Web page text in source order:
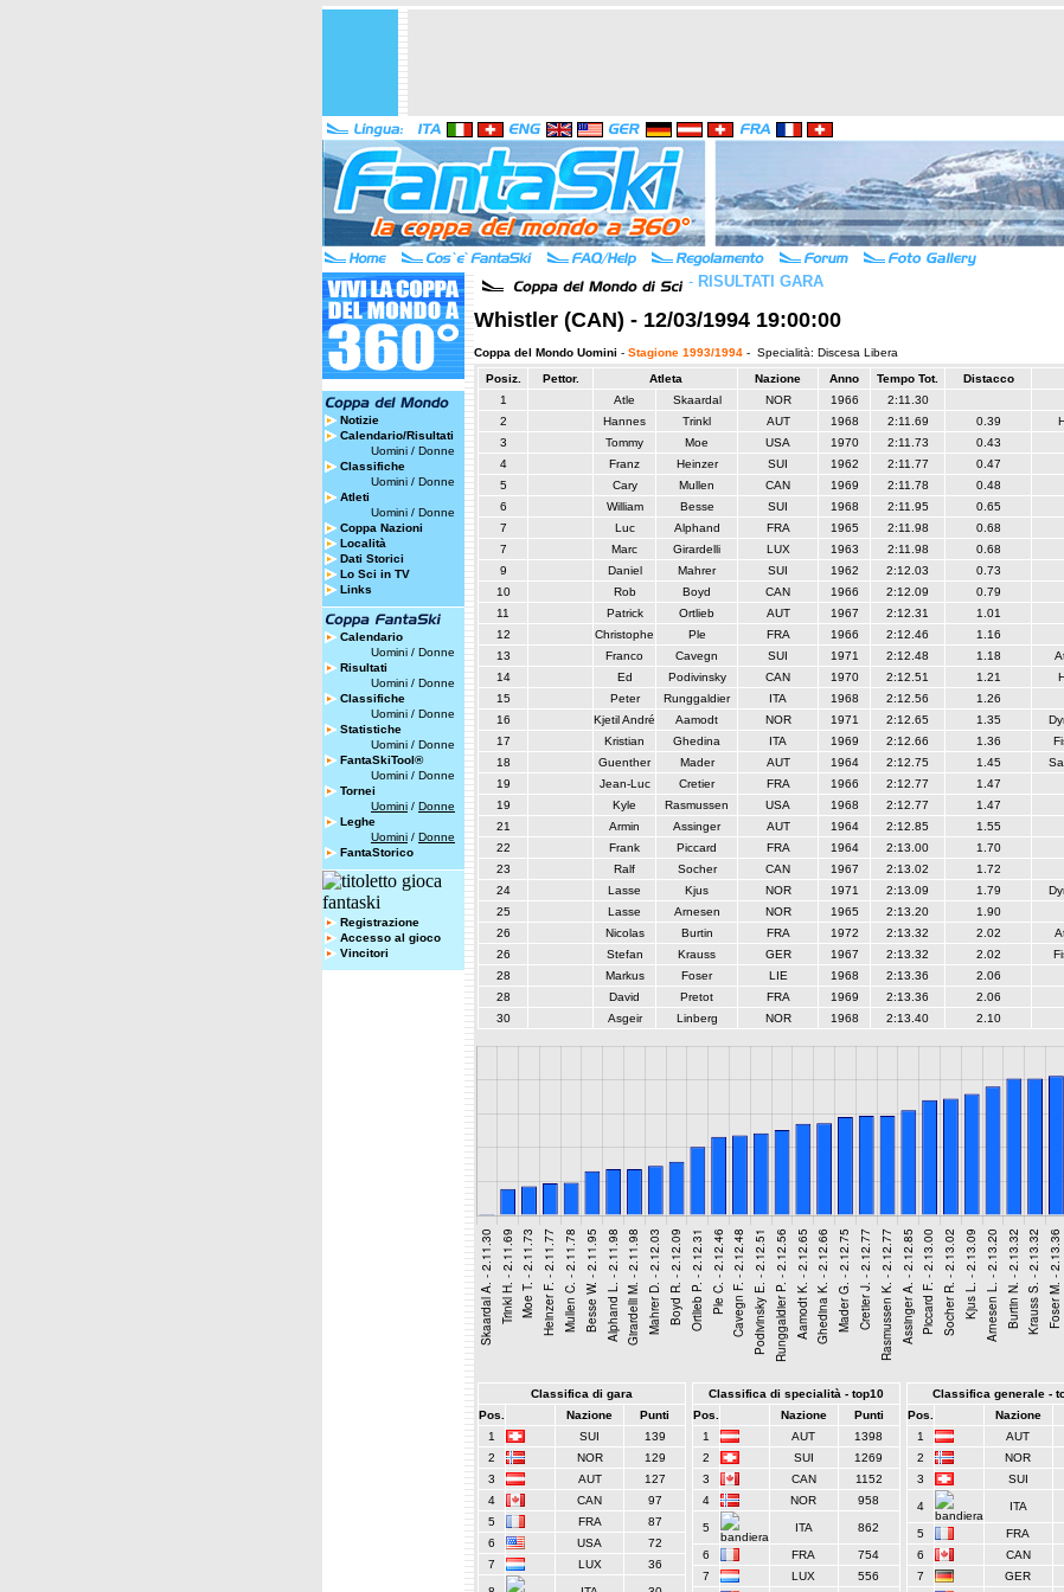
Notizie
Calendario/Risultati
Uomini / Donne
Classifiche
Uomini / Donne
Atleti
Uomini / Donne
Coppa Nazioni
Località
Dati Storici
Lo Sci in TV
Links
Calendario
Uomini / Donne
Risultati
Uomini / Donne
Classifiche
Uomini / Donne
Statistiche
Uomini / Donne
FantaSkiTool®
Uomini / Donne
Tornei
Uomini / Donne
Leghe
Uomini / Donne
FantaStorico
Registrazione
Accesso al gioco
Vincitori
- RISULTATI GARA
Whistler (CAN) - 12/03/1994 19:00:00
Coppa del Mondo Uomini - Stagione 1993/1994 - Specialità: Discesa Libera
Posiz. Pettor. Atleta Nazione Anno Tempo Tot. Distacco
1
Atle Skaardal NOR 1966
2:11.30
2
Hannes Trinkl AUT 1968 2:11.69 0.39
3
Tommy Moe USA 1970 2:11.73
0.43
4
Franz Heinzer SUI 1962 2:11.77
0.47
5
Cary Mullen CAN 1969 2:11.78
0.48
6
William Besse SUI 1968 2:11.95
0.65
7
Luc Alphand FRA 1965 2:11.98
0.68
7
Marc Girardelli LUX 1963 2:11.98
0.68
9
Daniel Mahrer SUI 1962 2:12.03
0.73
10
Rob Boyd CAN 1966 2:12.09
0.79
11
Patrick Ortlieb AUT 1967 2:12.31
1.01
12
Christophe Ple FRA 1966 2:12.46
1.16
13
Franco Cavegn SUI 1971 2:12.48 1.18
14
Ed Podivinsky CAN 1970 2:12.51 1.21
15
Peter Runggaldier ITA 1968 2:12.56
1.26
16
Kjetil André Aamodt NOR 1971 2:12.65 1.35
17
Kristian Ghedina ITA 1969 2:12.66 1.36
18
Guenther Mader AUT 1964 2:12.75 1.45
19
Jean-Luc Cretier FRA 1966 2:12.77
1.47
19
Kyle Rasmussen USA 1968 2:12.77
1.47
21
Armin Assinger AUT 1964 2:12.85
1.55
22
Frank Piccard FRA 1964 2:13.00
1.70
23
Ralf Socher CAN 1967 2:13.02
1.72
24
Lasse Kjus NOR 1971 2:13.09 1.79
25
Lasse Arnesen NOR 1965 2:13.20
1.90
26
Nicolas Burtin FRA 1972 2:13.32 2.02
26
Stefan Krauss GER 1967 2:13.32 2.02
28
Markus Foser LIE 1968 2:13.36
2.06
28
David Pretot FRA 1969 2:13.36
2.06
30
Asgeir Linberg NOR 1968 2:13.40 2.10
Classifica di gara
Pos.
Nazione
Punti
1
SUI
139
2
NOR
129
3
AUT
127
4
CAN
97
5
FRA
87
6
USA
72
7
LUX 36
Classifica di specialità - top10
Pos.
Nazione
Punti
1
AUT
1398
2
SUI
1269
3
CAN
1152
4
NOR 958
5 ITA 862
6 FRA
754
7
LUX
556
Classifica generale -
Pos.
Nazione
1
AUT
2
NOR
3
SUI
4 ITA
5 FRA
6
CAN
7
GER